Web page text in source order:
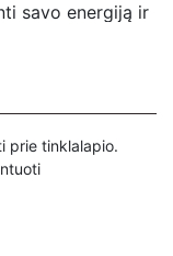
savo energiją ir
transformacija
prie tinklalapio.